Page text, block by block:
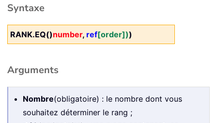
Syntaxe
RANK.EQ()number, ref[order]))
Arguments
Nombre(obligatoire) : le nombre dont vous
souhaitez déterminer le rang ;